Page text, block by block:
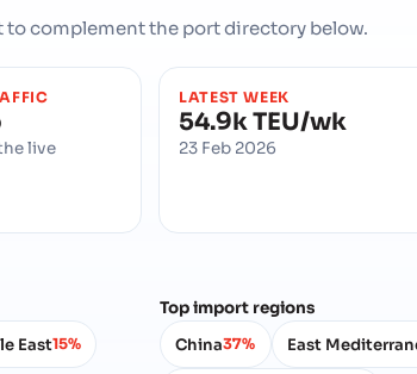
complement the port directory below.
live
LATEST WEEK
54.9k TEU/wk
23 Feb 2026
East15%
Top import regions
China37% East